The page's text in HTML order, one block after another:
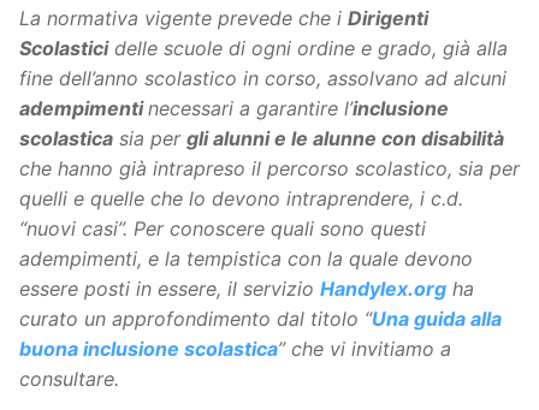
La normativa vigente prevede che i Dirigenti
Scolasticidelle scuole di ogni ordine e grado, già alla
fine dell’anno scolastico in corso, assolvano ad alcuni
adempimentinecessari a garantire l’inclusione
scolastica sia per gli alunni e le alunne con disabilità
che hanno già intrapreso il percorso scolastico, sia per
quelli e quelle che lo devono intraprendere, i c.d.
“nuovi casi”. Per conoscere quali sono questi
adempimenti, e la tempistica con la quale devono
essere posti in essere, il servizio Handylex.org ha
curato un approfondimento dal titolo “Una guida alla
buona inclusione scolastica” che vi invitiamo a
consultare.